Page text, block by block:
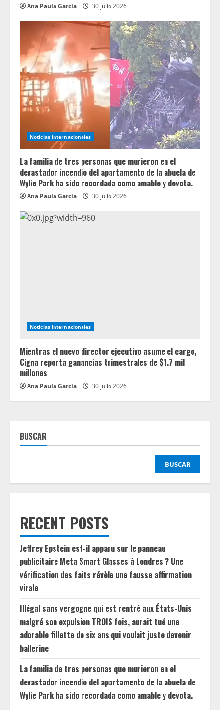
Ana Paula García 30 julio 2026
Noticias Internacionales
La familia de tres personas que murieron en el
devastador incendio del apartamento de la abuela de
Wylie Park ha sido recordada como amable y devota.
Ana Paula García 30 julio 2026
Noticias Internacionales
Mientras el nuevo director ejecutivo asume el cargo,
Cigna reporta ganancias trimestrales de $1.7 mil
millones
Ana Paula García 30 julio 2026
BUSCAR
BUSCAR
RECENT POSTS
Jeffrey Epstein est-il apparu sur le panneau
publicitaire Meta Smart Glasses à Londres ? Une
vérification des faits révèle une fausse affirmation
virale
Illégal sans vergogne qui est rentré aux États-Unis
malgré son expulsion TROIS fois, aurait tué une
adorable fillette de six ans qui voulait juste devenir
ballerine
La familia de tres personas que murieron en el
devastador incendio del apartamento de la abuela de
Wylie Park ha sido recordada como amable y devota.